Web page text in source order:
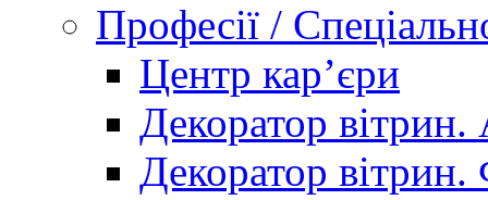
Професії /
Центр кар’єри
Декоратор вітрин.
Декоратор вітрин.